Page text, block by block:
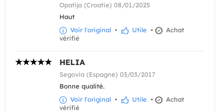
Opatija (Croatie) 08/01/2025
Haut
Voir l'original • Utile •
Achat
vérifié
HELIA
Segovia (Espagne) 03/03/2017
Bonne qualité.
Voir l'original • Utile •
Achat
vérifié